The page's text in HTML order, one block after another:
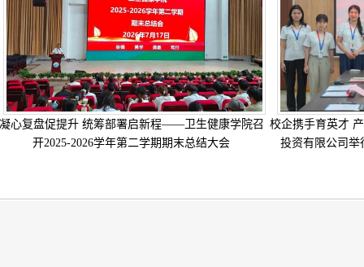
心复盘促提升 统筹部署启新程——卫生健康学院召
开2025-2026学年第二学期期末总结大会
校企携手育英才
投资有限公司举